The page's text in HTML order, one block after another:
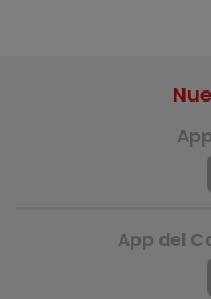
App del